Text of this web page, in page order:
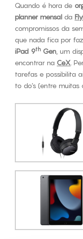
Quando é hora de
planner mensal da
compromissos da
que nada fica por
iPad 9th Gen , um
encontrar na CeX .
tarefas e possibilita
to do’s (entre muitas